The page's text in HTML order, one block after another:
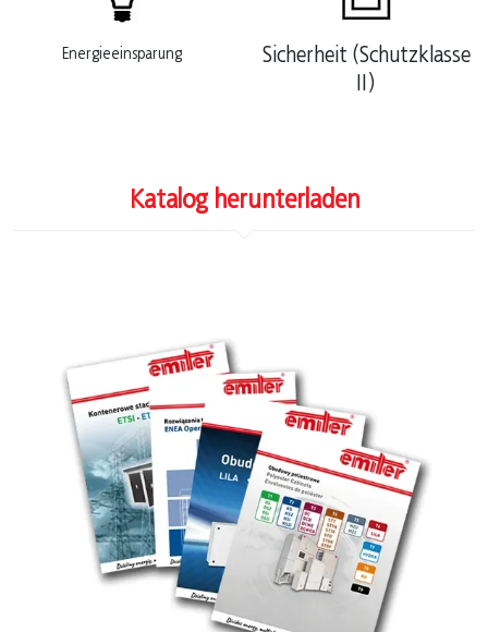
Energieeinsparung
Sicherheit (Schutzklasse
II)
Katalog herunterladen